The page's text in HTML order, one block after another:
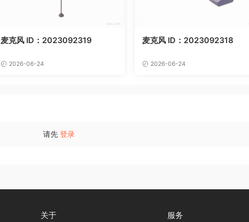
麦克风 ID：2023092319
2026-06-24
麦克风 ID：2023092318
2026-06-24
请先 登录
关于 服务